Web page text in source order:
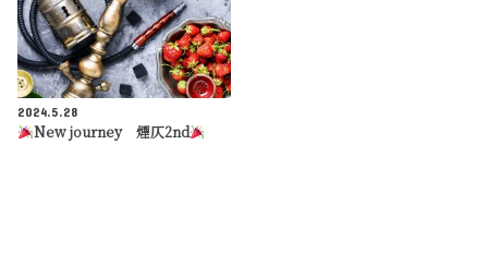
2024.5.28
New journey 煙仄2nd